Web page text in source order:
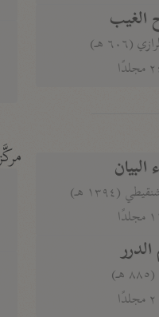
الغيب
(٦٠٦ هـ)
البيان
(١٣٩٤ هـ)